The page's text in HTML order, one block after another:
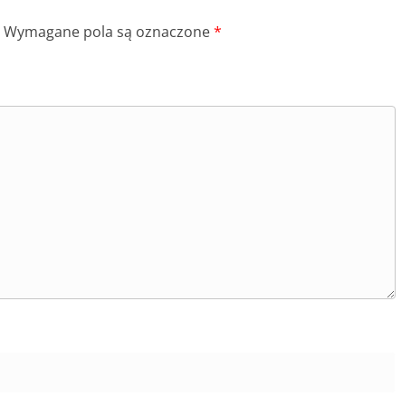
Wymagane pola są oznaczone*